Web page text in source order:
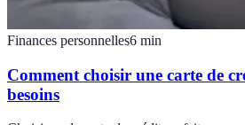
Finances personnelles6 min
Comment choisir une carte de
besoins